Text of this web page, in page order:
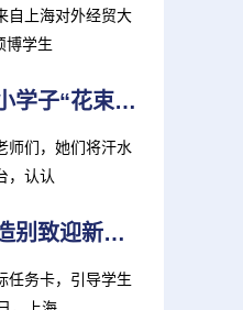
自上海对外经贸大
博学生
教师节将至！猗小学子“花束卡片”感恩送祝福
师们，她们将汗水
，认认
上海中小学校打造别致迎新礼，勉励学生做最好的自己
任务卡，引导学生